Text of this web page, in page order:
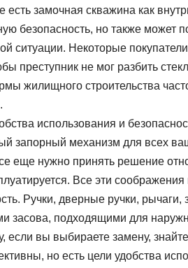
есть замочная скважина как
безопасность, но также может
ситуации. Некоторые
преступник не мог разбить
жилищного строительства
использования и
запорный механизм для всех
еще нужно принять решение
Все эти
Ручки, дверные ручки,
засова, подходящими для
если вы выбираете замену,
но есть цели удобства